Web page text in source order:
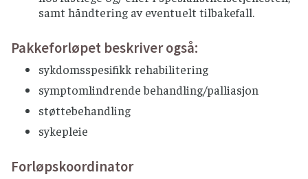
samt håndtering av eventuelt tilbakefall.
Pakkeforløpet beskriver også:
sykdomsspesifikk rehabilitering
symptomlindrende behandling/palliasjon
støttebehandling
sykepleie
Forløpskoordinator